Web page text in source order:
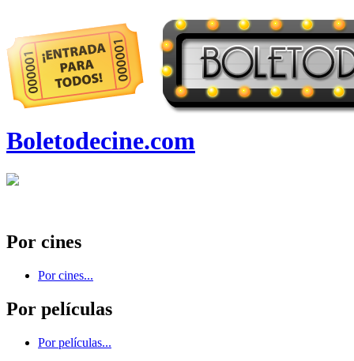
Boletodecine.com
Por cines
Por cines...
Por películas
Por películas...